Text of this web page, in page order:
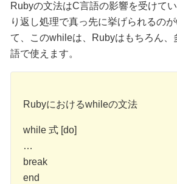
Rubyの文法はC言語の影響を受けて
り返し処理で真っ先に挙げられるの
て、このwhileは、Rubyはもちろん、
語で使えます。
Rubyにおけるwhileの文法
while 式 [do]
…
break
end